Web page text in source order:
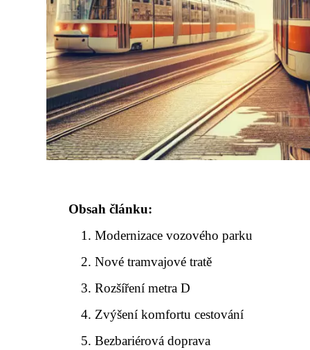
Obsah článku:
Modernizace vozového parku
Nové tramvajové tratě
Rozšíření metra D
Zvýšení komfortu cestování
Bezbariérová doprava